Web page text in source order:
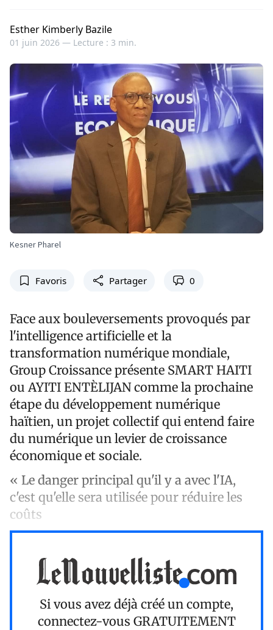
Esther Kimberly Bazile
01 juin 2026 — Lecture : 3 min.
Kesner Pharel
Favoris Partager 0
Face aux bouleversements provoqués par
l'intelligence artificielle et la
transformation numérique mondiale,
Group Croissance présente SMART HAITI
ou AYITI ENTÈLIJAN comme la prochaine
étape du développement numérique
haïtien, un projet collectif qui entend faire
du numérique un levier de croissance
économique et sociale.
« Le danger principal qu'il y a avec l'IA,
c'est qu'elle sera utilisée pour réduire les
coûts
Si vous avez déjà créé un compte,
connectez-vous GRATUITEMENT